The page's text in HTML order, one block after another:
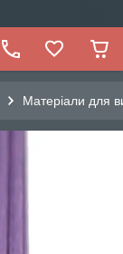
Матеріали для